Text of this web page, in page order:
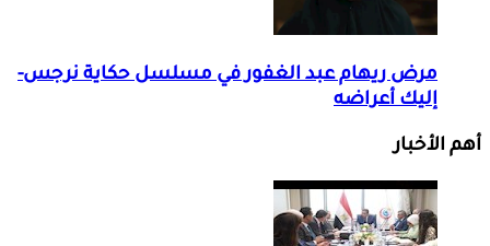
مرض ريهام عبد الغفور في مسلسل حكاية نرجس-
إليك أعراضه
أهم الأخبار